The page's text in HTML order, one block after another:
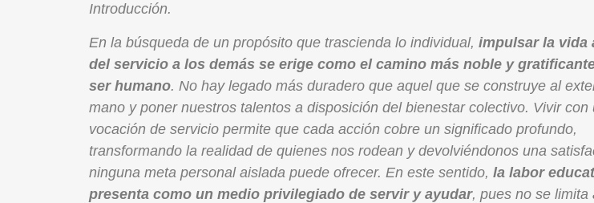
Introducción.
En la búsqueda de un propósito que trascienda lo individual, impulsar la vida
del servicio a los demás se erige como el camino más noble y
ser humano. No hay legado más duradero que aquel que se construye al
mano y poner nuestros talentos a disposición del bienestar colectivo. Vivir con
vocación de servicio permite que cada acción cobre un significado profundo,
transformando la realidad de quienes nos rodean y devolviéndonos una
ninguna meta personal aislada puede ofrecer. En este sentido, la labor
presenta como un medio privilegiado de servir y ayudar, pues no se limita